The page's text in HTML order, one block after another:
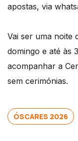
apostas, via
Vai ser uma noite
domingo e até às
acompanhar a
sem cerimónias.
ÓSCARES 2026